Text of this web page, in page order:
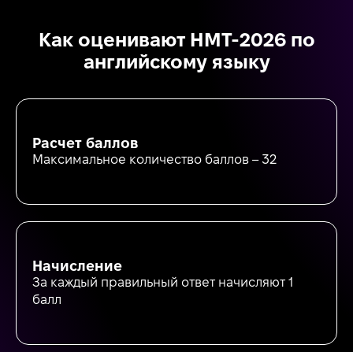
Как оценивают НМТ-2026 по
английскому языку
Расчет баллов
Максимальное количество баллов – 32
Начисление
За каждый правильный ответ начисляют 1
балл